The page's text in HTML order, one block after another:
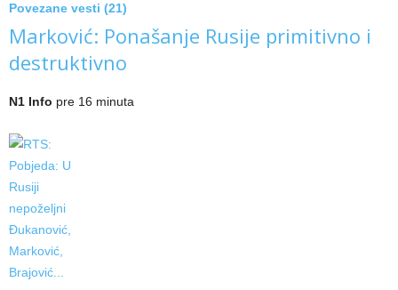
Povezane vesti (21)
Marković: Ponašanje Rusije primitivno i
destruktivno
N1 Info pre 16 minuta